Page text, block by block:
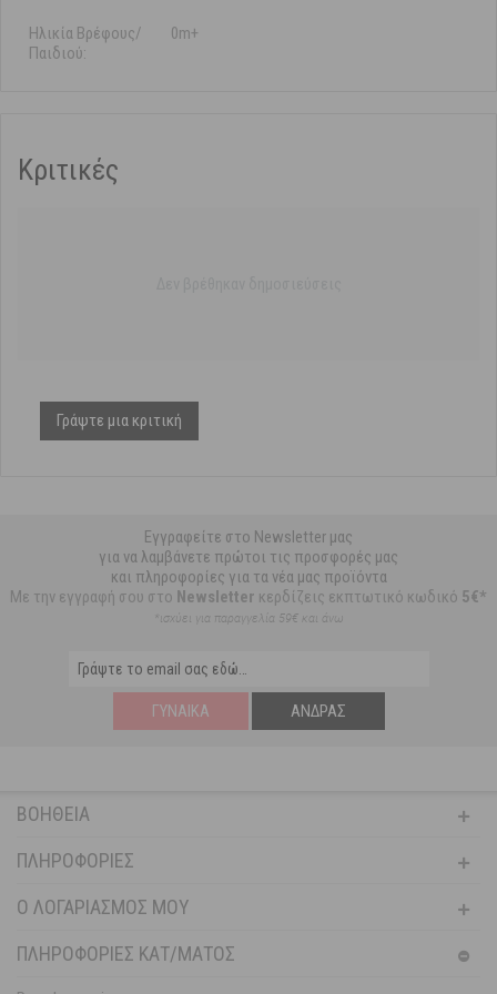
Ηλικία Βρέφους/
Παιδιού:
0m+
Κριτικές
Γράψτε μια κριτική
Εγγραφείτε στο Newsletter μας
για να λαμβάνετε πρώτοι τις προσφορές μας
και πληροφορίες για τα νέα μας προϊόντα
Με την εγγραφή σου στο Newsletter κερδίζεις εκπτωτικό κωδικό 5€*
*ισχύει για παραγγελία 59€ και άνω
ΓΥΝΑΊΚΑ ΆΝΔΡΑΣ
ΒΟΉΘΕΙΑ
ΠΛΗΡΟΦΟΡΊΕΣ
Ο ΛΟΓΑΡΙΑΣΜΌΣ ΜΟΥ
ΠΛΗΡΟΦΟΡΙΕΣ ΚΑΤ/ΜΑΤΟΣ